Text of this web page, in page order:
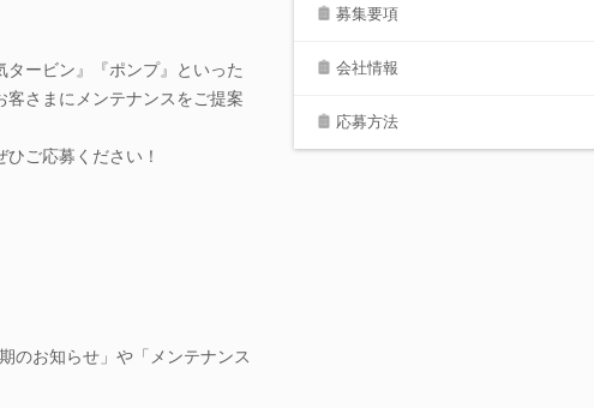
ービン』『ポンプ』といった
さまにメンテナンスをご提案
ご応募ください！
のお知らせ」や「メンテナンス
募集要項
会社情報
応募方法